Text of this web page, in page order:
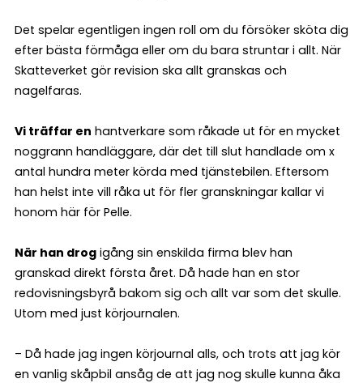
Det spelar egentligen ingen roll om du försöker sköta dig
efter bästa förmåga eller om du bara struntar i allt. När
Skatteverket gör revision ska allt granskas och
nagelfaras.
Vi träffar en hantverkare som råkade ut för en mycket
noggrann handläggare, där det till slut handlade om x
antal hundra meter körda med tjänstebilen. Eftersom
han helst inte vill råka ut för fler granskningar kallar vi
honom här för Pelle.
När han drog igång sin enskilda firma blev han
granskad direkt första året. Då hade han en stor
redovisningsbyrå bakom sig och allt var som det skulle.
Utom med just körjournalen.
– Då hade jag ingen körjournal alls, och trots att jag kör
en vanlig skåpbil ansåg de att jag nog skulle kunna åka